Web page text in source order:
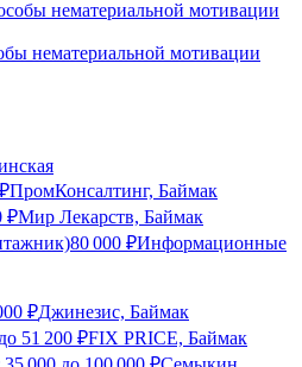
нематериальной мотивации
₽ПромКонсалтинг, Баймак
₽Мир Лекарств, Баймак
80 000 ₽Информационные
₽Джинезис, Баймак
до 51 200 ₽FIX PRICE, Баймак